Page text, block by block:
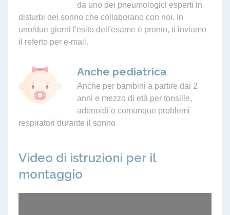
da uno dei pneumologici esperti in
disturbi del sonno che collaborano con noi. In
uno/due giorni l'esito dell'esame è pronto, ti inviamo
il referto per e-mail.
Anche pediatrica
Anche per bambini a partire dai 2
anni e mezzo di età per tonsille,
adenoidi o comunque problemi
respiratori durante il sonno
Video di istruzioni per il
montaggio